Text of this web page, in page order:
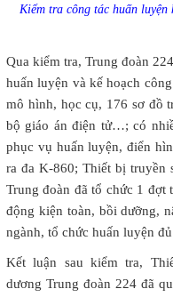
Kiểm tra công tác huấn
Qua kiểm tra, Trung đoàn
huấn luyện và kế hoạch
mô hình, học cụ, 176 sơ đồ
bộ giáo án điện tử…; có
phục vụ huấn luyện, điển
ra đa K-860; Thiết bị truyền
Trung đoàn đã tổ chức 1 đợt
động kiện toàn, bồi dưỡng,
ngành, tổ chức huấn luyện
Kết luận sau kiểm tra,
dương Trung đoàn 224 đã